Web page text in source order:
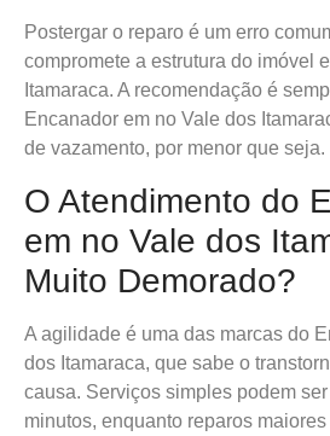
Postergar o reparo é um erro
compromete a estrutura do imóvel
Itamaraca. A recomendação é
Encanador em no Vale dos
de vazamento, por menor que seja.
O Atendimento do
em no Vale dos
Muito Demorado?
A agilidade é uma das marcas do
dos Itamaraca, que sabe o
causa. Serviços simples podem
minutos, enquanto reparos